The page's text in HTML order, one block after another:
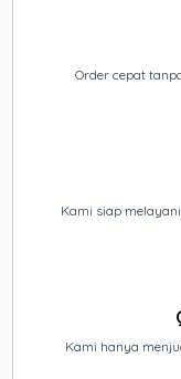
Order cepat
Kami siap
Kami hanya